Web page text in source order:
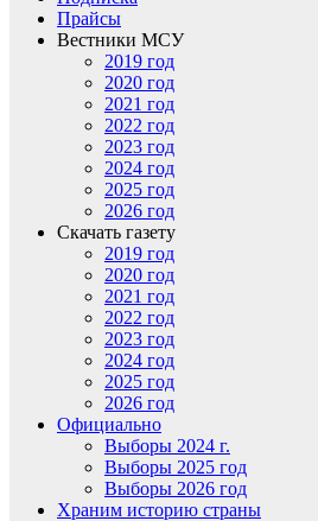
Прайсы
Вестники МСУ
2019 год
2020 год
2021 год
2022 год
2023 год
2024 год
2025 год
2026 год
Скачать газету
2019 год
2020 год
2021 год
2022 год
2023 год
2024 год
2025 год
2026 год
Официально
Выборы 2024 г.
Выборы 2025 год
Выборы 2026 год
Храним историю страны